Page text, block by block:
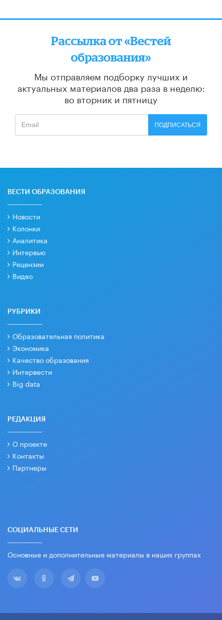
Рассылка от «Вестей
образования»
Мы отправляем подборку лучших и
актуальных материалов два раза в неделю:
во вторник и пятницу
ПОДПИСАТЬСЯ
ВЕСТИ ОБРАЗОВАНИЯ
Новости
Колонки
Аналитика
Интервью
Рецензии
Видео
РУБРИКИ
Образовательная политика
Экономика
Качество образования
Интервести
Big data
РЕДАКЦИЯ
О проекте
Контакты
Партнеры
СОЦИАЛЬНЫЕ СЕТИ
Основные и дополнительные материалы в наших группах